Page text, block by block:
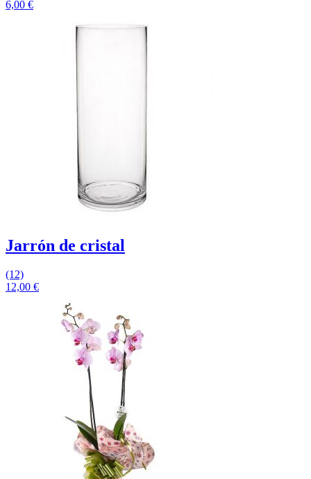
6,00 €
Jarrón de cristal
(12)
12,00 €